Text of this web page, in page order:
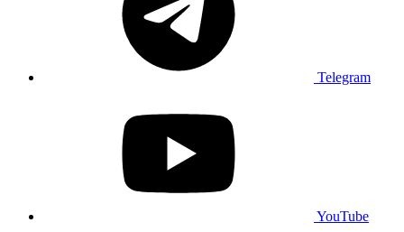
Telegram
YouTube